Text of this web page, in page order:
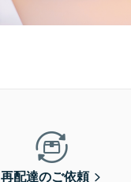
再配達のご依頼